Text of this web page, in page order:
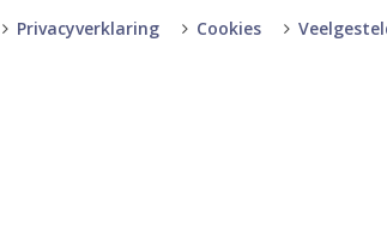
Privacyverklaring Cookies